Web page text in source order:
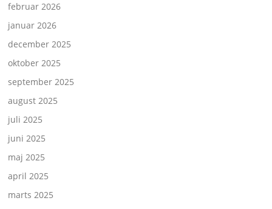
februar 2026
januar 2026
december 2025
oktober 2025
september 2025
august 2025
juli 2025
juni 2025
maj 2025
april 2025
marts 2025